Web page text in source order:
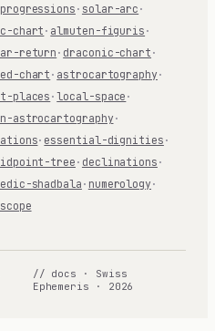
· solar-arc ·
chart · almuten-figuris ·
return· draconic-chart ·
chart · astrocartography ·
places ·local-space ·
astrocartography ·
· essential-dignities ·
tree· declinations ·
shadbala · numerology ·
// docs · Swiss
Ephemeris · 2026